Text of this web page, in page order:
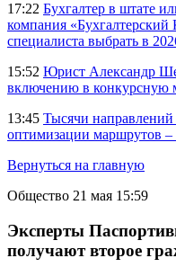
17:22 Бухгалтер в штате
компания «Бухгалтерский
специалиста выбрать в
15:52 Юрист Александр
включению в конкурсную
13:45 Тысячи направлений
оптимизации маршрутов
Вернуться на главную
Общество 21 мая 15:59
Эксперты
получают второе